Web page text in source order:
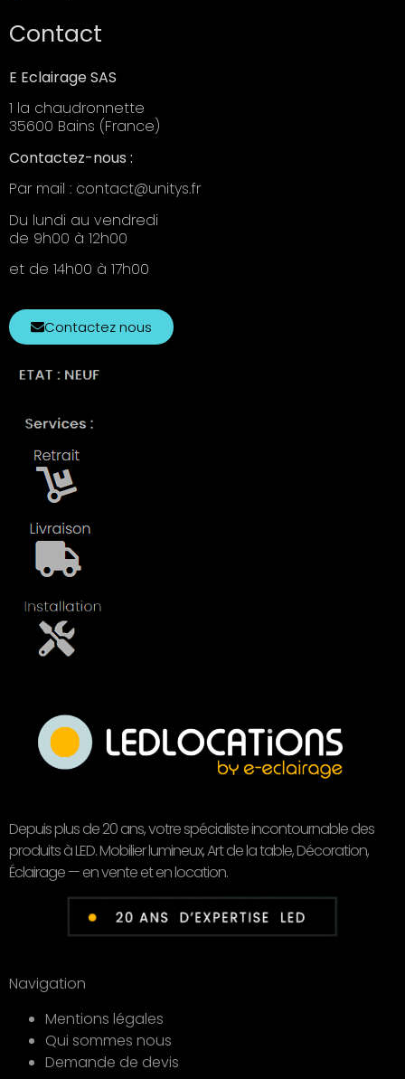
Contact
E Eclairage SAS
1 la chaudronnette
35600 Bains (France)
Contactez-nous :
Par mail : contact@unitys.fr
Du lundi au vendredi
de 9h00 à 12h00
et de 14h00 à 17h00
Contactez nous
Depuis plus de 20 ans, votre spécialiste incontournable des
produits à LED. Mobilier lumineux, Art de la table, Décoration,
Éclairage — en vente et en location.
Navigation
Mentions légales
Qui sommes nous
Demande de devis